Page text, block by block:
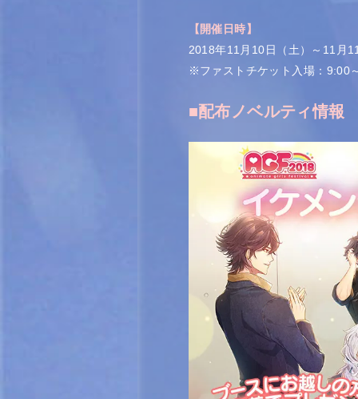
【開催日時】
2018年11月10日（土）～11月
※ファストチケット入場：9:00～
■配布ノベルティ情報